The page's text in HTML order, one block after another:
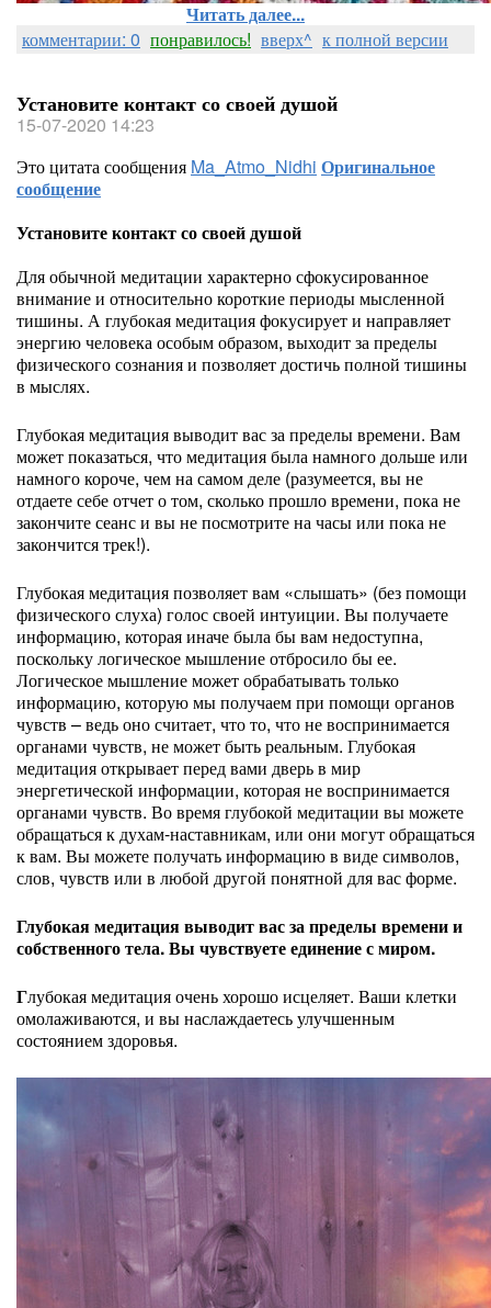
Читать далее...
комментарии: 0 понравилось! вверх^ к полной версии
Установите контакт со своей душой
15-07-2020 14:23
Это цитата сообщения Ma_Atmo_Nidhi Оригинальное
сообщение
Установите контакт со своей душой
Для обычной медитации характерно сфокусированное
внимание и относительно короткие периоды мысленной
тишины. А глубокая медитация фокусирует и направляет
энергию человека особым образом, выходит за пределы
физического сознания и позволяет достичь полной тишины
в мыслях.
Глубокая медитация выводит вас за пределы времени. Вам
может показаться, что медитация была намного дольше или
намного короче, чем на самом деле (разумеется, вы не
отдаете себе отчет о том, сколько прошло времени, пока не
закончите сеанс и вы не посмотрите на часы или пока не
закончится трек!).
Глубокая медитация позволяет вам «слышать» (без помощи
физического слуха) голос своей интуиции. Вы получаете
информацию, которая иначе была бы вам недоступна,
поскольку логическое мышление отбросило бы ее.
Логическое мышление может обрабатывать только
информацию, которую мы получаем при помощи органов
чувств – ведь оно считает, что то, что не воспринимается
органами чувств, не может быть реальным. Глубокая
медитация открывает перед вами дверь в мир
энергетической информации, которая не воспринимается
органами чувств. Во время глубокой медитации вы можете
обращаться к духам-наставникам, или они могут обращаться
к вам. Вы можете получать информацию в виде символов,
слов, чувств или в любой другой понятной для вас форме.
Глубокая медитация выводит вас за пределы времени и
собственного тела. Вы чувствуете единение с миром.
Глубокая медитация очень хорошо исцеляет. Ваши клетки
омолаживаются, и вы наслаждаетесь улучшенным
состоянием здоровья.